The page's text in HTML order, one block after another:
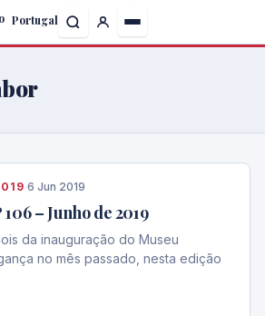
Portugal
·6 Jun 2019
– Junho de 2019
da inauguração do Museu
no mês passado, nesta edição